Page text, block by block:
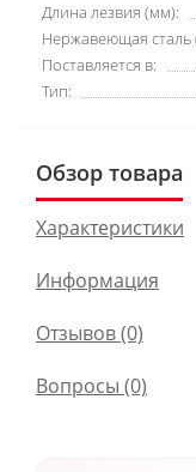
Длина лезвия (мм):
Нержавеющая сталь
Поставляется в:
Тип:
Обзор товара
Характеристики
Информация
Отзывов (0)
Вопросы (0)